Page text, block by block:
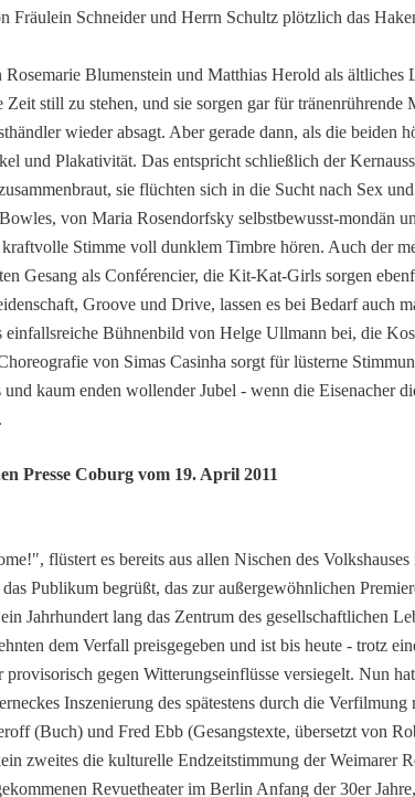
Fräulein Schneider und Herrn Schultz plötzlich das
Rosemarie Blumenstein und Matthias Herold als ältliches
Zeit still zu stehen, und sie sorgen gar für
wieder absagt. Aber gerade dann, als die beiden
und Plakativität. Das entspricht schließlich der
sie flüchten sich in die Sucht nach Sex
von Maria Rosendorfsky selbstbewusst-mondän
kraftvolle Stimme voll dunklem Timbre hören. Auch der
Gesang als Conférencier, die Kit-Kat-Girls sorgen
Groove und Drive, lassen es bei Bedarf auch
einfallsreiche Bühnenbild von Helge Ullmann bei, die
von Simas Casinha sorgt für lüsterne
kaum enden wollender Jubel - wenn die Eisenacher
Presse Coburg vom 19. April 2011
flüstert es bereits aus allen Nischen des
Publikum begrüßt, das zur außergewöhnlichen
Jahrhundert lang das Zentrum des gesellschaftlichen
dem Verfall preisgegeben und ist bis heute - trotz
gegen Witterungseinflüsse versiegelt. Nun
Inszenierung des spätestens durch die
(Buch) und Fred Ebb (Gesangstexte, übersetzt von
zweites die kulturelle Endzeitstimmung der Weimarer
Revuetheater im Berlin Anfang der 30er